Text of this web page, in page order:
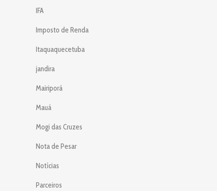
IFA
Imposto de Renda
Itaquaquecetuba
jandira
Mairiporá
Mauá
Mogi das Cruzes
Nota de Pesar
Notícias
Parceiros